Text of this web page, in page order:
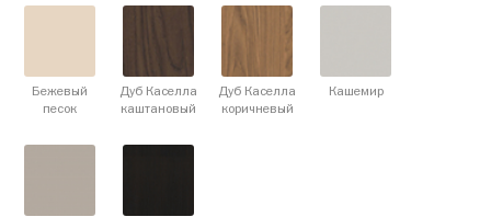
Бежевый
песок
Дуб Каселла
каштановый
Дуб Каселла
коричневый
Кашемир